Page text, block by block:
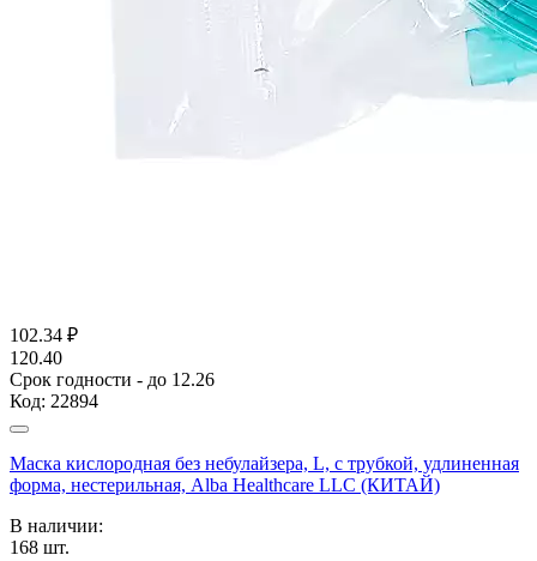
102.34 ₽
120.40
Срок годности - до 12.26
Код: 22894
Маска кислородная без небулайзера, L, с трубкой, удлиненная
форма, нестерильная, Alba Healthcare LLC (КИТАЙ)
В наличии:
168 шт.